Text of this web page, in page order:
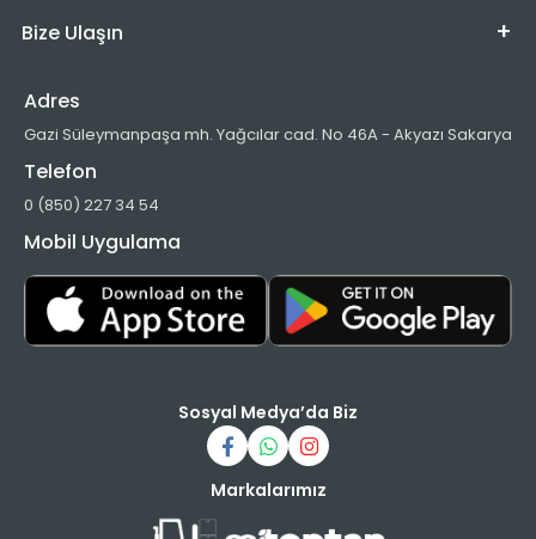
Bize Ulaşın
Adres
Gazi Süleymanpaşa mh. Yağcılar cad. No 46A - Akyazı Sakarya
Telefon
0 (850) 227 34 54
Mobil Uygulama
Sosyal Medya’da Biz
Markalarımız